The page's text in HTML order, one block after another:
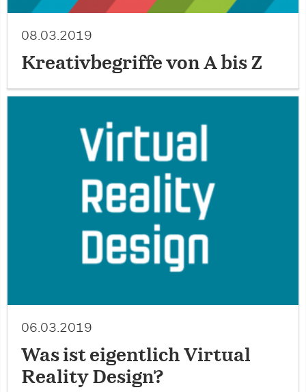
08.03.2019
Kreativbegriffe von A bis Z
06.03.2019
Was ist eigentlich Virtual
Reality Design?